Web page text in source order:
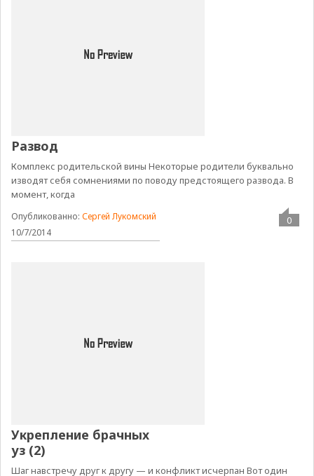
Развод
Комплекс родительской вины Некоторые родители буквально
изводят себя сомнениями по поводу предстоящего развода. В
момент, когда
Опубликованно:Сергей Лукомский
10/7/2014
0
Укрепление брачных
уз (2)
Шаг навстречу друг к другу — и конфликт исчерпан Вот один